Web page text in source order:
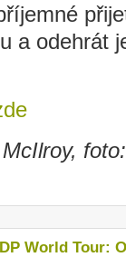
a odehrát
World Tour: